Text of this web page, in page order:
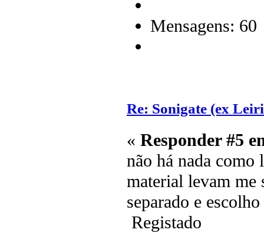
Mensagens: 60
Re: Sonigate (ex
« Responder #5
não há nada
material levam me
separado e
Registado